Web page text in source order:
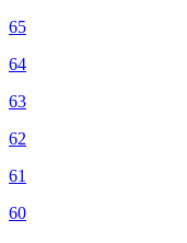
65
64
63
62
61
60